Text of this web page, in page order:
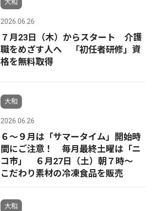
大和
2026.06.26
７月23日（木）からスタート 介護
職をめざす人へ 「初任者研修」資
格を無料取得
大和
2026.06.26
６〜９月は「サマータイム」開始時
間にご注意！ 毎月最終土曜は「ニ
コ市」 ６月27日（土）朝７時〜
こだわり素材の冷凍食品を販売
大和